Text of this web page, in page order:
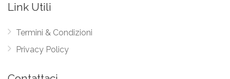
Link Utili
Termini & Condizioni
Privacy Policy